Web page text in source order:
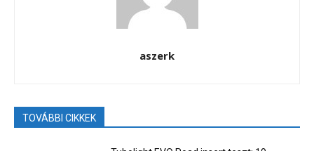
aszerk
TOVÁBBI CIKKEK